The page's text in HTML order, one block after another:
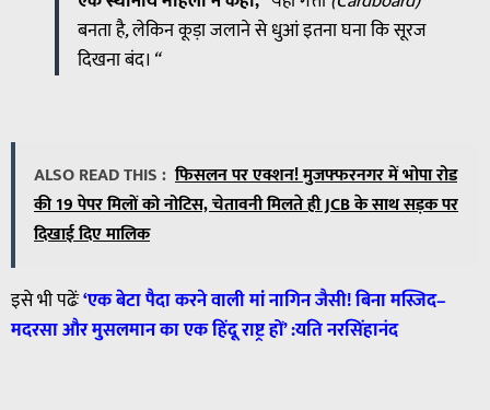
बनताहै,लेकिनकूड़ाजलानेसेधुआंइतनाघनाकिसूरज
दिखनाबंद। “
ALSO READ THIS : फिसलन पर एक्शन! मुजफ्फरनगर में भोपा रोड
की 19 पेपर मिलों को नोटिस, चेतावनी मिलते ही JCB के साथ सड़क पर
दिखाई दिए मालिक
इसे भी पढेंः‘एकबेटापैदाकरनेवालीमांनागिनजैसी!बिनामस्जिद–
मदरसाऔरमुसलमानकाएकहिंदूराष्ट्रहों’ :यतिनरसिंहानंद